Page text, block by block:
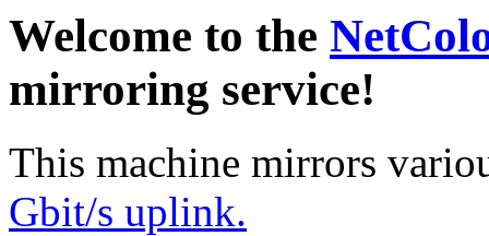
Welcome to the
mirroring service!
This machine mirrors
Gbit/s uplink.